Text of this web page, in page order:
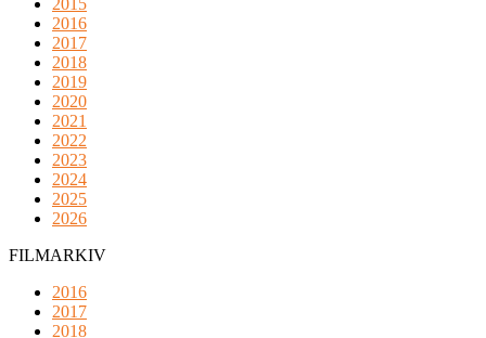
2015
2016
2017
2018
2019
2020
2021
2022
2023
2024
2025
2026
FILMARKIV
2016
2017
2018